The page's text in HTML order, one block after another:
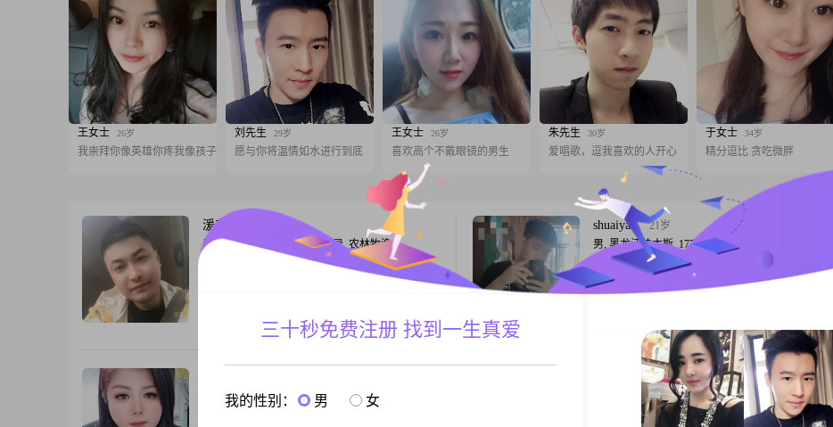
王女士 26岁
我崇拜你像英雄你疼我像孩子
刘先生 29岁
愿与你将温情如水进行到底
王女士 26岁
喜欢高个不戴眼镜的男生
朱先生 30岁
爱唱歌，逗我喜欢的人开心
于女士 34岁
精分逗比 贪吃微胖
湲东
男, 黑龙江佳木斯, 178cm, 离异, 农林牧渔
大家好，我是一位1989年出生的男士，身高
178cm，目前生活在佳木斯。我性格真诚可靠，喜
论是剧情片还是喜剧片，都能让我沉浸其中，感受
到不同的人生百态。同时，我也是个羽毛球达人，
合非常重要
跟TA联系
shuaiyao
21岁
男, 黑龙江佳木斯, 177cm, 未婚, 餐饮管理
大家好，我是一位出生于 2004 年的男士##3002##
身高 177 厘米，在佳木斯工作##3002##我的学历是
面对什么情况都能保持平和的心态##3002##我很注
重生活中的仪式感，觉得它能让平凡的日子变得特
跟TA联系
女, 黑龙江佳木斯, 170cm, 离异, 未填写
多点真诚
45岁
男, 黑龙江佳木斯, 172cm, 离异, 其他职业
我不吸烟，，不酗酒，不赌博，无不良嗜好，短婚
三十秒免费注册 找到一生真爱
我的性别： 男 女